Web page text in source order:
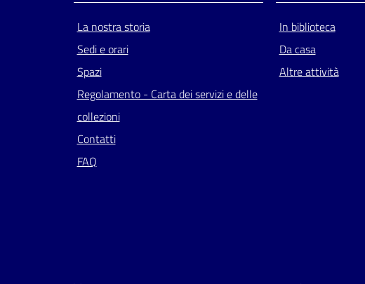
La nostra storia
Sedi e orari
Spazi
Regolamento - Carta dei servizi e delle
collezioni
Contatti
FAQ
In biblioteca
Da casa
Altre attività